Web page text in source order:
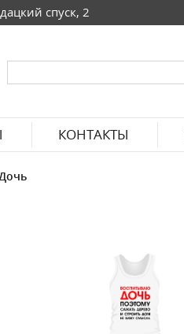
спуск, 2
КОНТАКТЫ